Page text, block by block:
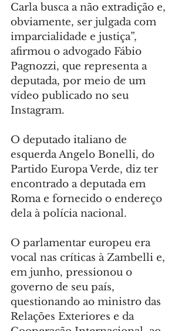
Carla busca a não extradição e,
obviamente, ser julgada com
imparcialidade e justiça”,
afirmou o advogado Fábio
Pagnozzi, que representa a
deputada, por meio de um
vídeo publicado no seu
Instagram.
O deputado italiano de
esquerda Angelo Bonelli, do
Partido Europa Verde, diz ter
encontrado a deputada em
Roma e fornecido o endereço
dela à polícia nacional.
O parlamentar europeu era
vocal nas críticas à Zambelli e,
em junho, pressionou o
governo de seu país,
questionando ao ministro das
Relações Exteriores e da